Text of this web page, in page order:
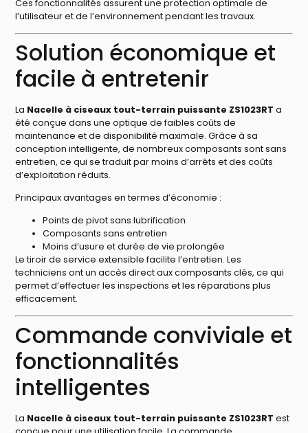
Ces fonctionnalités assurent une protection optimale de
l’utilisateur et de l’environnement pendant les travaux.
Solution économique et
facile à entretenir
La Nacelle à ciseaux tout-terrain puissante ZS1023RT a
été conçue dans une optique de faibles coûts de
maintenance et de disponibilité maximale. Grâce à sa
conception intelligente, de nombreux composants sont sans
entretien, ce qui se traduit par moins d’arrêts et des coûts
d’exploitation réduits.
Principaux avantages en termes d’économie :
Points de pivot sans lubrification
Composants sans entretien
Moins d’usure et durée de vie prolongée
Le tiroir de service extensible facilite l’entretien. Les
techniciens ont un accès direct aux composants clés, ce qui
permet d’effectuer les inspections et les réparations plus
efficacement.
Commande conviviale et
fonctionnalités
intelligentes
La Nacelle à ciseaux tout-terrain puissante ZS1023RT est